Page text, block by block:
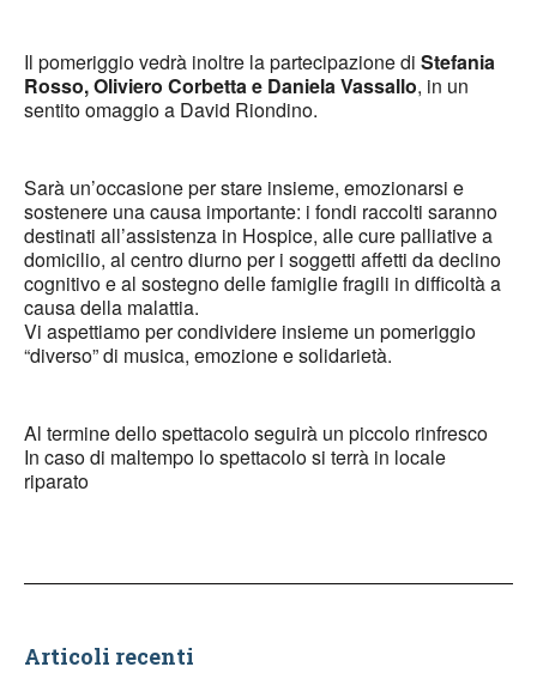
Il pomeriggio vedrà inoltre la partecipazione di Stefania
Rosso, Oliviero Corbetta e Daniela Vassallo, in un
sentito omaggio a David Riondino.
Sarà un’occasione per stare insieme, emozionarsi e
sostenere una causa importante: i fondi raccolti saranno
destinati all’assistenza in Hospice, alle cure palliative a
domicilio, al centro diurno per i soggetti affetti da declino
cognitivo e al sostegno delle famiglie fragili in difficoltà a
causa della malattia.
Vi aspettiamo per condividere insieme un pomeriggio
“diverso” di musica, emozione e solidarietà.
Al termine dello spettacolo seguirà un piccolo rinfresco
In caso di maltempo lo spettacolo si terrà in locale
riparato
Articoli recenti